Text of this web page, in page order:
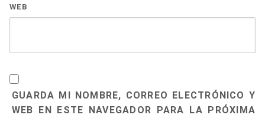
WEB
GUARDA MI NOMBRE, CORREO ELECTRÓNICO Y
WEB EN ESTE NAVEGADOR PARA LA PRÓXIMA